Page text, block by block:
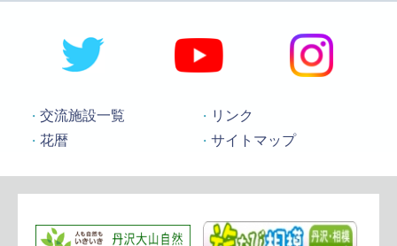
交流施設一覧
リンク
花暦
サイトマップ